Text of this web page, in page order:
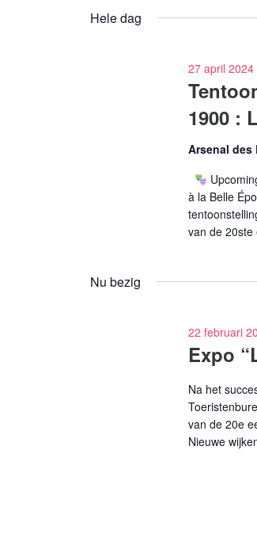
Evenementen
een
Hele dag
1900 :
27 april 2024
Arsenal des
à la Belle
van de 20ste
Nu bezig
Expo
22 februari
Na het
van de 20e
Nieuwe